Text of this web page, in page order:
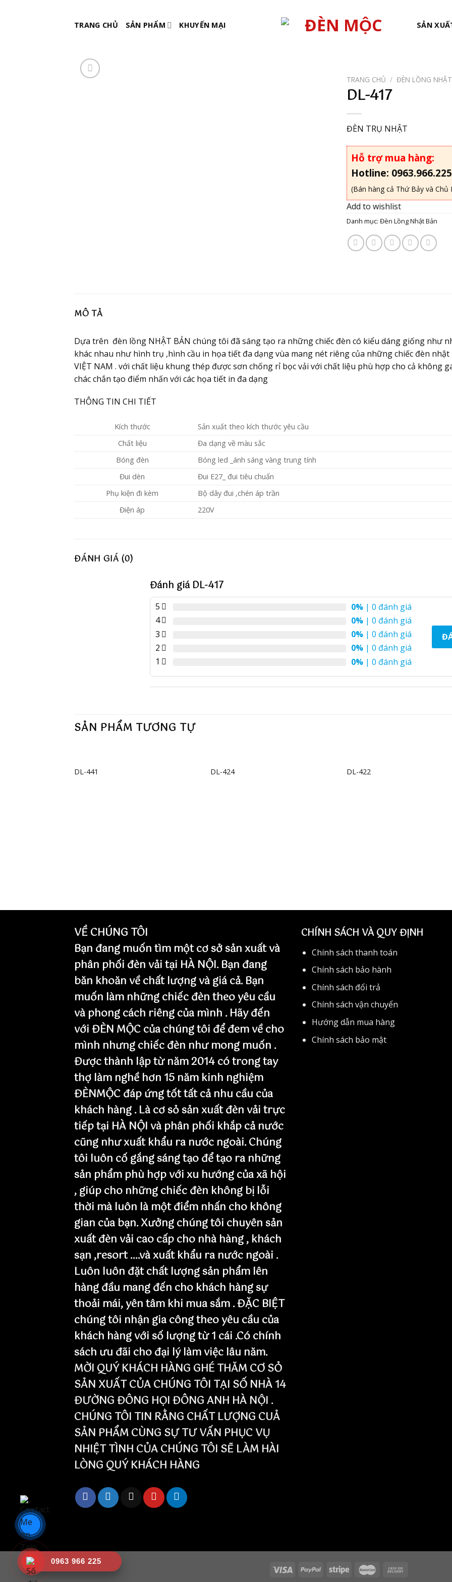
TRANG CHỦ SẢN PHẨM KHUYẾN MẠI SẢN
TRANG CHỦ / ĐÈN LỒNG
DL-417
ĐÈN TRỤ NHẬT
Hỗ trợ mua hàng:
Hotline: 0963.966.225
(Bán hàng cả Thứ Bảy và Chủ
Add to wishlist
Danh mục: Đèn Lồng Nhật Bản
MÔ TẢ
Dựa trên đèn lồng NHẬT BẢN chúng tôi đã sáng tạo ra những chiếc đèn có kiểu dáng giống như
khác nhau như hình trụ ,hình cầu in họa tiết đa dạng vùa mang nét riêng của những chiếc đèn
VIỆT NAM . với chất liệu khung thép được sơn chống rỉ bọc vải với chất liệu phù hợp cho cả không
chác chắn tạo điểm nhấn với các họa tiết in đa dạng
THÔNG TIN CHI TIẾT
Kích thước
Sản xuất theo kích thước yêu cầu
Chất liệu
Đa dạng về màu sắc
Bóng đèn
Bóng led _ánh sáng vàng trung tính
Đui dèn
Đui E27_ đui tiêu chuẩn
Phụ kiện đi kèm
Bộ dây đui ,chén áp trần
Điện áp
220V
ĐÁNH GIÁ (0)
Đánh giá DL-417
5 0% | 0 đánh giá
4
0% | 0 đánh giá
3
0% | 0 đánh giá
2
0% | 0 đánh giá
1
0% | 0 đánh giá
SẢN PHẨM TƯƠNG TỰ
DL-441 DL-424 DL-422
VỀ CHÚNG TÔI
Bạn đang muốn tìm một cơ sở sản xuất và
phân phối đèn vải tại HÀ NỘI. Bạn đang
băn khoăn về chất lượng và giá cả. Bạn
muốn làm những chiếc đèn theo yêu cầu
và phong cách riêng của mình . Hãy đến
với ĐÈN MỘC của chúng tôi để đem về cho
mình nhưng chiếc đèn như mong muốn .
Được thành lập từ năm 2014 có trong tay
thợ làm nghề hơn 15 năm kinh nghiệm
ĐÈNMỘC đáp ứng tốt tất cả nhu cầu của
khách hàng . Là cơ sỏ sản xuất đèn vải trực
tiếp tại HÀ NỘI và phân phối khắp cả nước
cũng như xuất khẩu ra nước ngoài. Chúng
tôi luôn cố gắng sáng tạo để tạo ra những
sản phẩm phù hợp với xu hướng của xã hội
, giúp cho những chiếc đèn không bị lỗi
thời mà luôn là một điểm nhấn cho không
gian của bạn. Xưởng chúng tôi chuyên sản
xuất đèn vải cao cấp cho nhà hàng , khách
sạn ,resort ....và xuất khẩu ra nước ngoài .
Luôn luôn đặt chất lượng sản phẩm lên
hàng đầu mang đến cho khách hàng sự
thoải mái, yên tâm khi mua sắm . ĐẶC BIỆT
chúng tôi nhận gia công theo yêu cầu của
khách hàng với số lượng từ 1 cái .Có chính
sách ưu đãi cho đại lý làm việc lâu năm.
MỜI QUÝ KHÁCH HÀNG GHÉ THĂM CƠ SỎ
SẢN XUẤT CỦA CHÚNG TÔI TẠI SỐ NHÀ 14
ĐƯỜNG ĐÔNG HỌI ĐÔNG ANH HÀ NỘI .
CHÚNG TÔI TIN RẰNG CHẤT LƯỢNG CUẢ
SẢN PHẨM CÙNG SỰ TƯ VẤN PHỤC VỤ
NHIỆT TÌNH CỦA CHÚNG TÔI SẼ LÀM HÀI
LÒNG QUÝ KHÁCH HÀNG
CHÍNH SÁCH VÀ QUY ĐỊNH
Chính sách thanh toán
Chính sách bảo hành
Chính sách đổi trả
Chính sách vận chuyển
Hướng dẫn mua hàng
Chính sách bảo mật
0963 966 225